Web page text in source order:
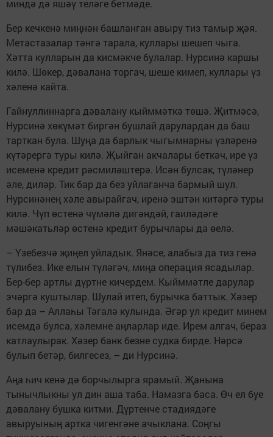
миндә дә яшәү теләге бетмәде.
Бер кечкенә миңнән башланган авыру тиз тамыр җәя.
Метастазалар тәнгә тарала, куллары шешеп чыга.
Хәтта кулларын да кисмәкче булалар. Нурсинә каршы
килә. Шөкер, дәвалана торгач, шеше кимеп, куллары үз
хәленә кайта.
Гайнуллиннарга дәвалану кыйммәткә төшә. Җитмәсә,
Нурсинә хөкүмәт биргән бушлай дарулардан да баш
тарткан була. Шуңа да барлык чыгымнарны үзләренә
күтәрергә туры килә. Җыйган акчалары беткәч, ире үз
исеменә кредит рәсмиләштерә. Исән булсак, түләнер
әле, диләр. Тик бар да без уйлаганча бармый шул.
Нурсинәнең хәле авырайгач, иренә эштән китәргә туры
килә. Чүп өстенә чүмәлә дигәндәй, гаиләдәге
мәшәкатьләр өстенә кредит бурычлары да өелә.
– Үзебезчә җиңел уйладык. Янәсе, алабыз да тиз генә
түлибез. Ике елын түләгәч, миңа операция ясадылар.
Бер-бер артлы дүртне кичердем. Кыйммәтле дарулар
эчәргә куштылар. Шулай итеп, бурычка баттык. Хәзер
бар да – Аллаһы Тәгалә кулында. Әгәр ул кредит минем
исемдә булса, хәлемне аңларлар иде. Ирем алгач, бераз
катлаулырак. Хәзер банк безне судка бирде. Нәрсә
булып бетәр, билгесез, – ди Нурсинә.
Аңа һич кенә дә борчылырга ярамый. Җанына
тынычлыкны ул дин аша таба. Намазга баса. Өч ел буе
дәвалану бушка китми. Дүртенче стадиядәге
авыруының артка чигенгәне ачыклана. Соңгы